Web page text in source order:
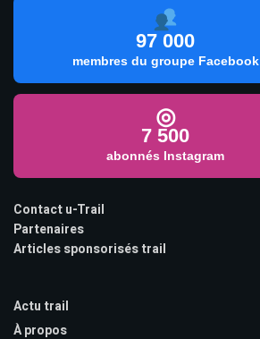
97 000
membres du groupe Facebook
◎
7 500
abonnés Instagram
Contact u-Trail
Partenaires
Articles sponsorisés trail
Actu trail
À propos